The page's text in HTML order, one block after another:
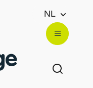
NL
Zoek
Menu